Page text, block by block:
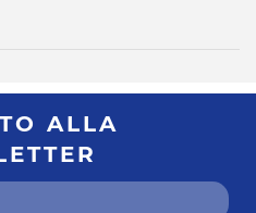
ALLA